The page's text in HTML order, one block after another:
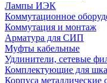
Лампы ИЭК
Коммутационное
Коммутация и монтаж
Арматура для СИП
Муфты кабельные
Удлинители, сетевые
Комплектующие для
Корпуса металлические